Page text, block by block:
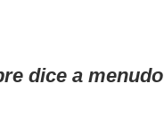
dice a menudo